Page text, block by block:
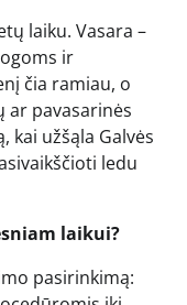
laiku. Vasara –
ir
čia ramiau, o
ar pavasarinės
kai užšąla Galvės
ledu
laikui?
pasirinkimą: